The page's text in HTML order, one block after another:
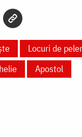
Locuri de
Apostol